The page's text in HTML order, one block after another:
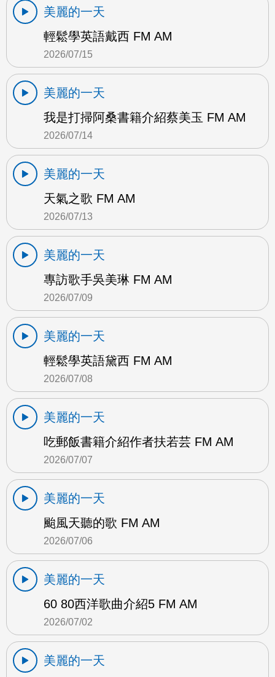
美麗的一天
輕鬆學英語戴西 FM AM
2026/07/15
美麗的一天
我是打掃阿桑書籍介紹蔡美玉 FM AM
2026/07/14
美麗的一天
天氣之歌 FM AM
2026/07/13
美麗的一天
專訪歌手吳美琳 FM AM
2026/07/09
美麗的一天
輕鬆學英語黛西 FM AM
2026/07/08
美麗的一天
吃郵飯書籍介紹作者扶若芸 FM AM
2026/07/07
美麗的一天
颱風天聽的歌 FM AM
2026/07/06
美麗的一天
60 80西洋歌曲介紹5 FM AM
2026/07/02
美麗的一天